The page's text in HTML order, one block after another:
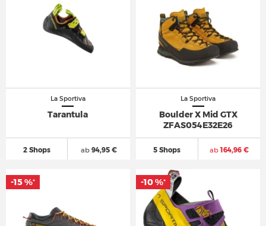
La Sportiva
Tarantula
2 Shops ab94,95 €
La Sportiva
Boulder X Mid GTX
ZFAS054E32E26
5 Shops ab164,96 €
-15 %* -10 %*